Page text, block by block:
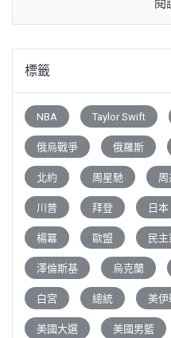
閱
標籤
NBA Taylor Swift
俄烏戰爭 俄羅斯
北約 周星馳 周
川普 拜登 日本
楊冪 歐盟 民主
澤倫斯基 烏克蘭
白宮 總統 美伊
美國大選 美國男籃